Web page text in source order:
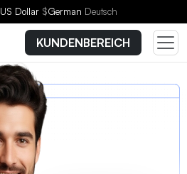
US Dollar $German Deutsch
KUNDENBEREICH